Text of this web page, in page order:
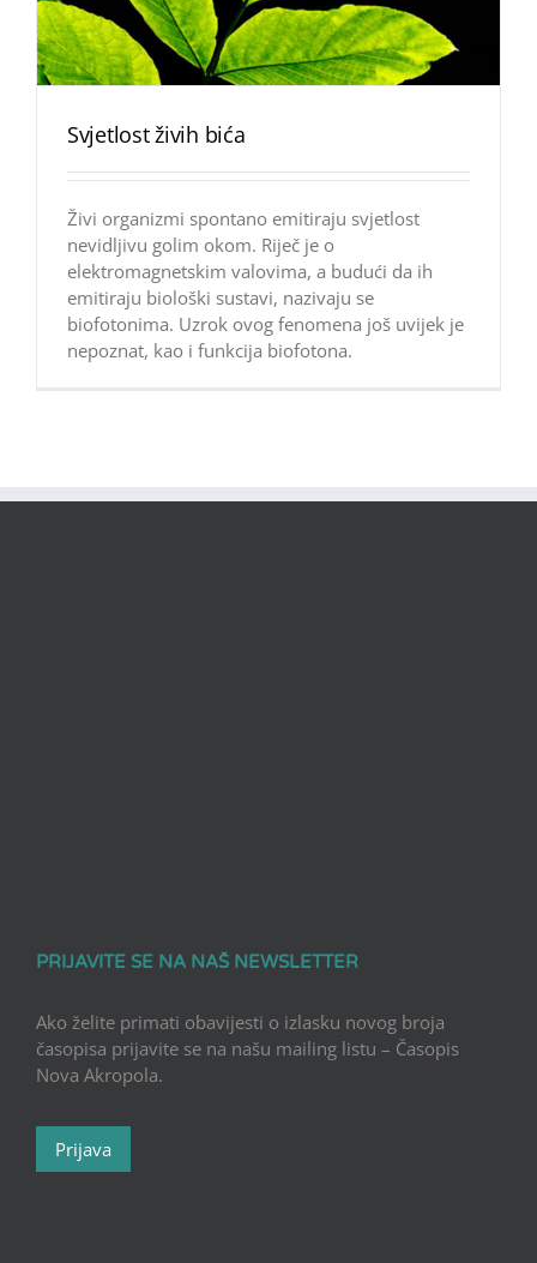
Svjetlost živih bića
Živi organizmi spontano emitiraju svjetlost
nevidljivu golim okom. Riječ je o
elektromagnetskim valovima, a budući da ih
emitiraju biološki sustavi, nazivaju se
biofotonima. Uzrok ovog fenomena još uvijek je
nepoznat, kao i funkcija biofotona.
PRIJAVITE SE NA NAŠ NEWSLETTER
Ako želite primati obavijesti o izlasku novog broja
časopisa prijavite se na našu mailing listu – Časopis
Nova Akropola.
Prijava